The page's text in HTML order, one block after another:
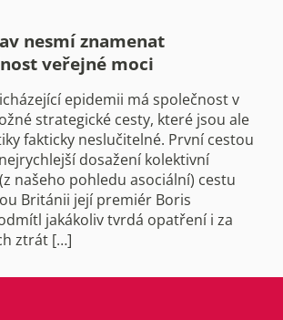
nesmí znamenat
veřejné moci
epidemii má společnost v
strategické cesty, které jsou ale
fakticky neslučitelné. První cestou
dosažení kolektivní
našeho pohledu asociální) cestu
Británii její premiér Boris
jakákoliv tvrdá opatření i za
ztrát […]